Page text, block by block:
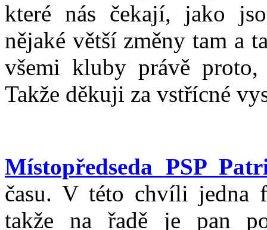
které nás čekají, jako
nějaké větší změny tam a
všemi kluby právě
Takže děkuji za vstřícné
Místopředseda PSP
času. V této chvíli jedna
takže na řadě je pan